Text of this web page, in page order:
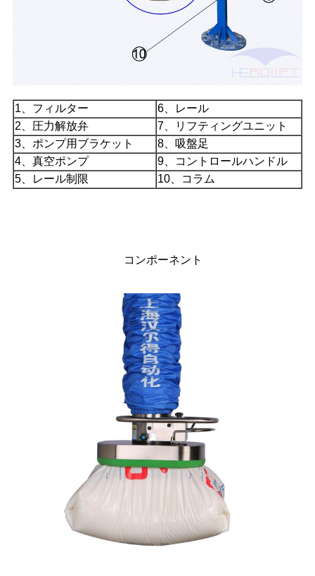
1、フィルター
6、レール
2、圧力解放弁
7、リフティングユニット
3、ポンプ用ブラケット
8、吸盤足
4、真空ポンプ
9、コントロールハンドル
5、レール制限
10、コラム
コンポーネント